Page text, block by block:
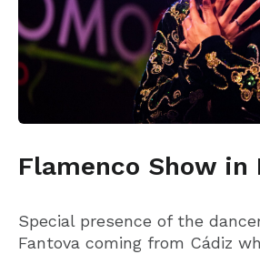
Flamenco Show in
Special presence of the
Fantova coming from Cádiz